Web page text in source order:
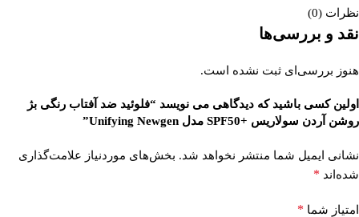
نظرات (0)
نقد و بررسی‌ها
هنوز بررسی‌ای ثبت نشده است.
اولین کسی باشید که دیدگاهی می نویسد “فلوئید ضد آفتاب رنگی بژ
روشن آردن سولاریس +SPF50 مدل Unifying Newgen”
نشانی ایمیل شما منتشر نخواهد شد. بخش‌های موردنیاز علامت‌گذاری
شده‌اند *
امتیاز شما *